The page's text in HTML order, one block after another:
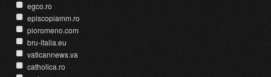
egco.ro
episcopiamm.ro
pioromeno.com
bru-italia.eu
vaticannews.va
catholica.ro